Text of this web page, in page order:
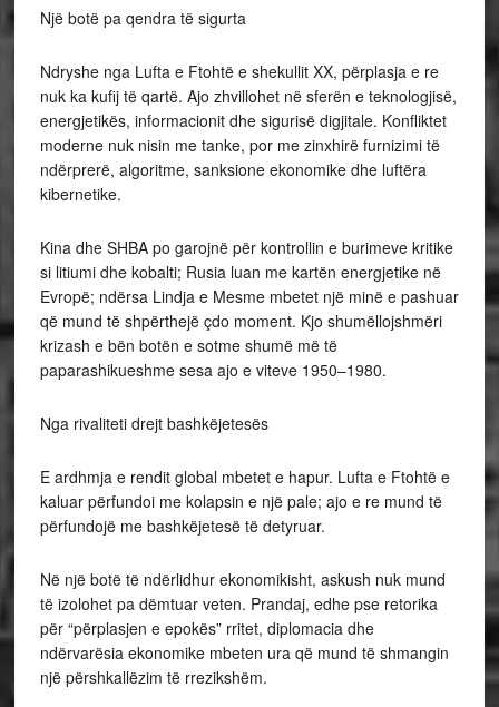
Një botë pa qendra të sigurta
Ndryshe nga Lufta e Ftohtë e shekullit XX, përplasja e re
nuk ka kufij të qartë. Ajo zhvillohet në sferën e teknologjisë,
energjetikës, informacionit dhe sigurisë digjitale. Konfliktet
moderne nuk nisin me tanke, por me zinxhirë furnizimi të
ndërprerë, algoritme, sanksione ekonomike dhe luftëra
kibernetike.
Kina dhe SHBA po garojnë për kontrollin e burimeve kritike
si litiumi dhe kobalti; Rusia luan me kartën energjetike në
Evropë; ndërsa Lindja e Mesme mbetet një minë e pashuar
që mund të shpërthejë çdo moment. Kjo shumëllojshmëri
krizash e bën botën e sotme shumë më të
paparashikueshme sesa ajo e viteve 1950–1980.
Nga rivaliteti drejt bashkëjetesës
E ardhmja e rendit global mbetet e hapur. Lufta e Ftohtë e
kaluar përfundoi me kolapsin e një pale; ajo e re mund të
përfundojë me bashkëjetesë të detyruar.
Në një botë të ndërlidhur ekonomikisht, askush nuk mund
të izolohet pa dëmtuar veten. Prandaj, edhe pse retorika
për “përplasjen e epokës” rritet, diplomacia dhe
ndërvarësia ekonomike mbeten ura që mund të shmangin
një përshkallëzim të rrezikshëm.